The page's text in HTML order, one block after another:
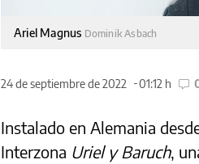
Ariel Magnus Dominik Asbach
24 de septiembre de 2022 01:12 h
Instalado en Alemania
Interzona Uriel y Baruch,